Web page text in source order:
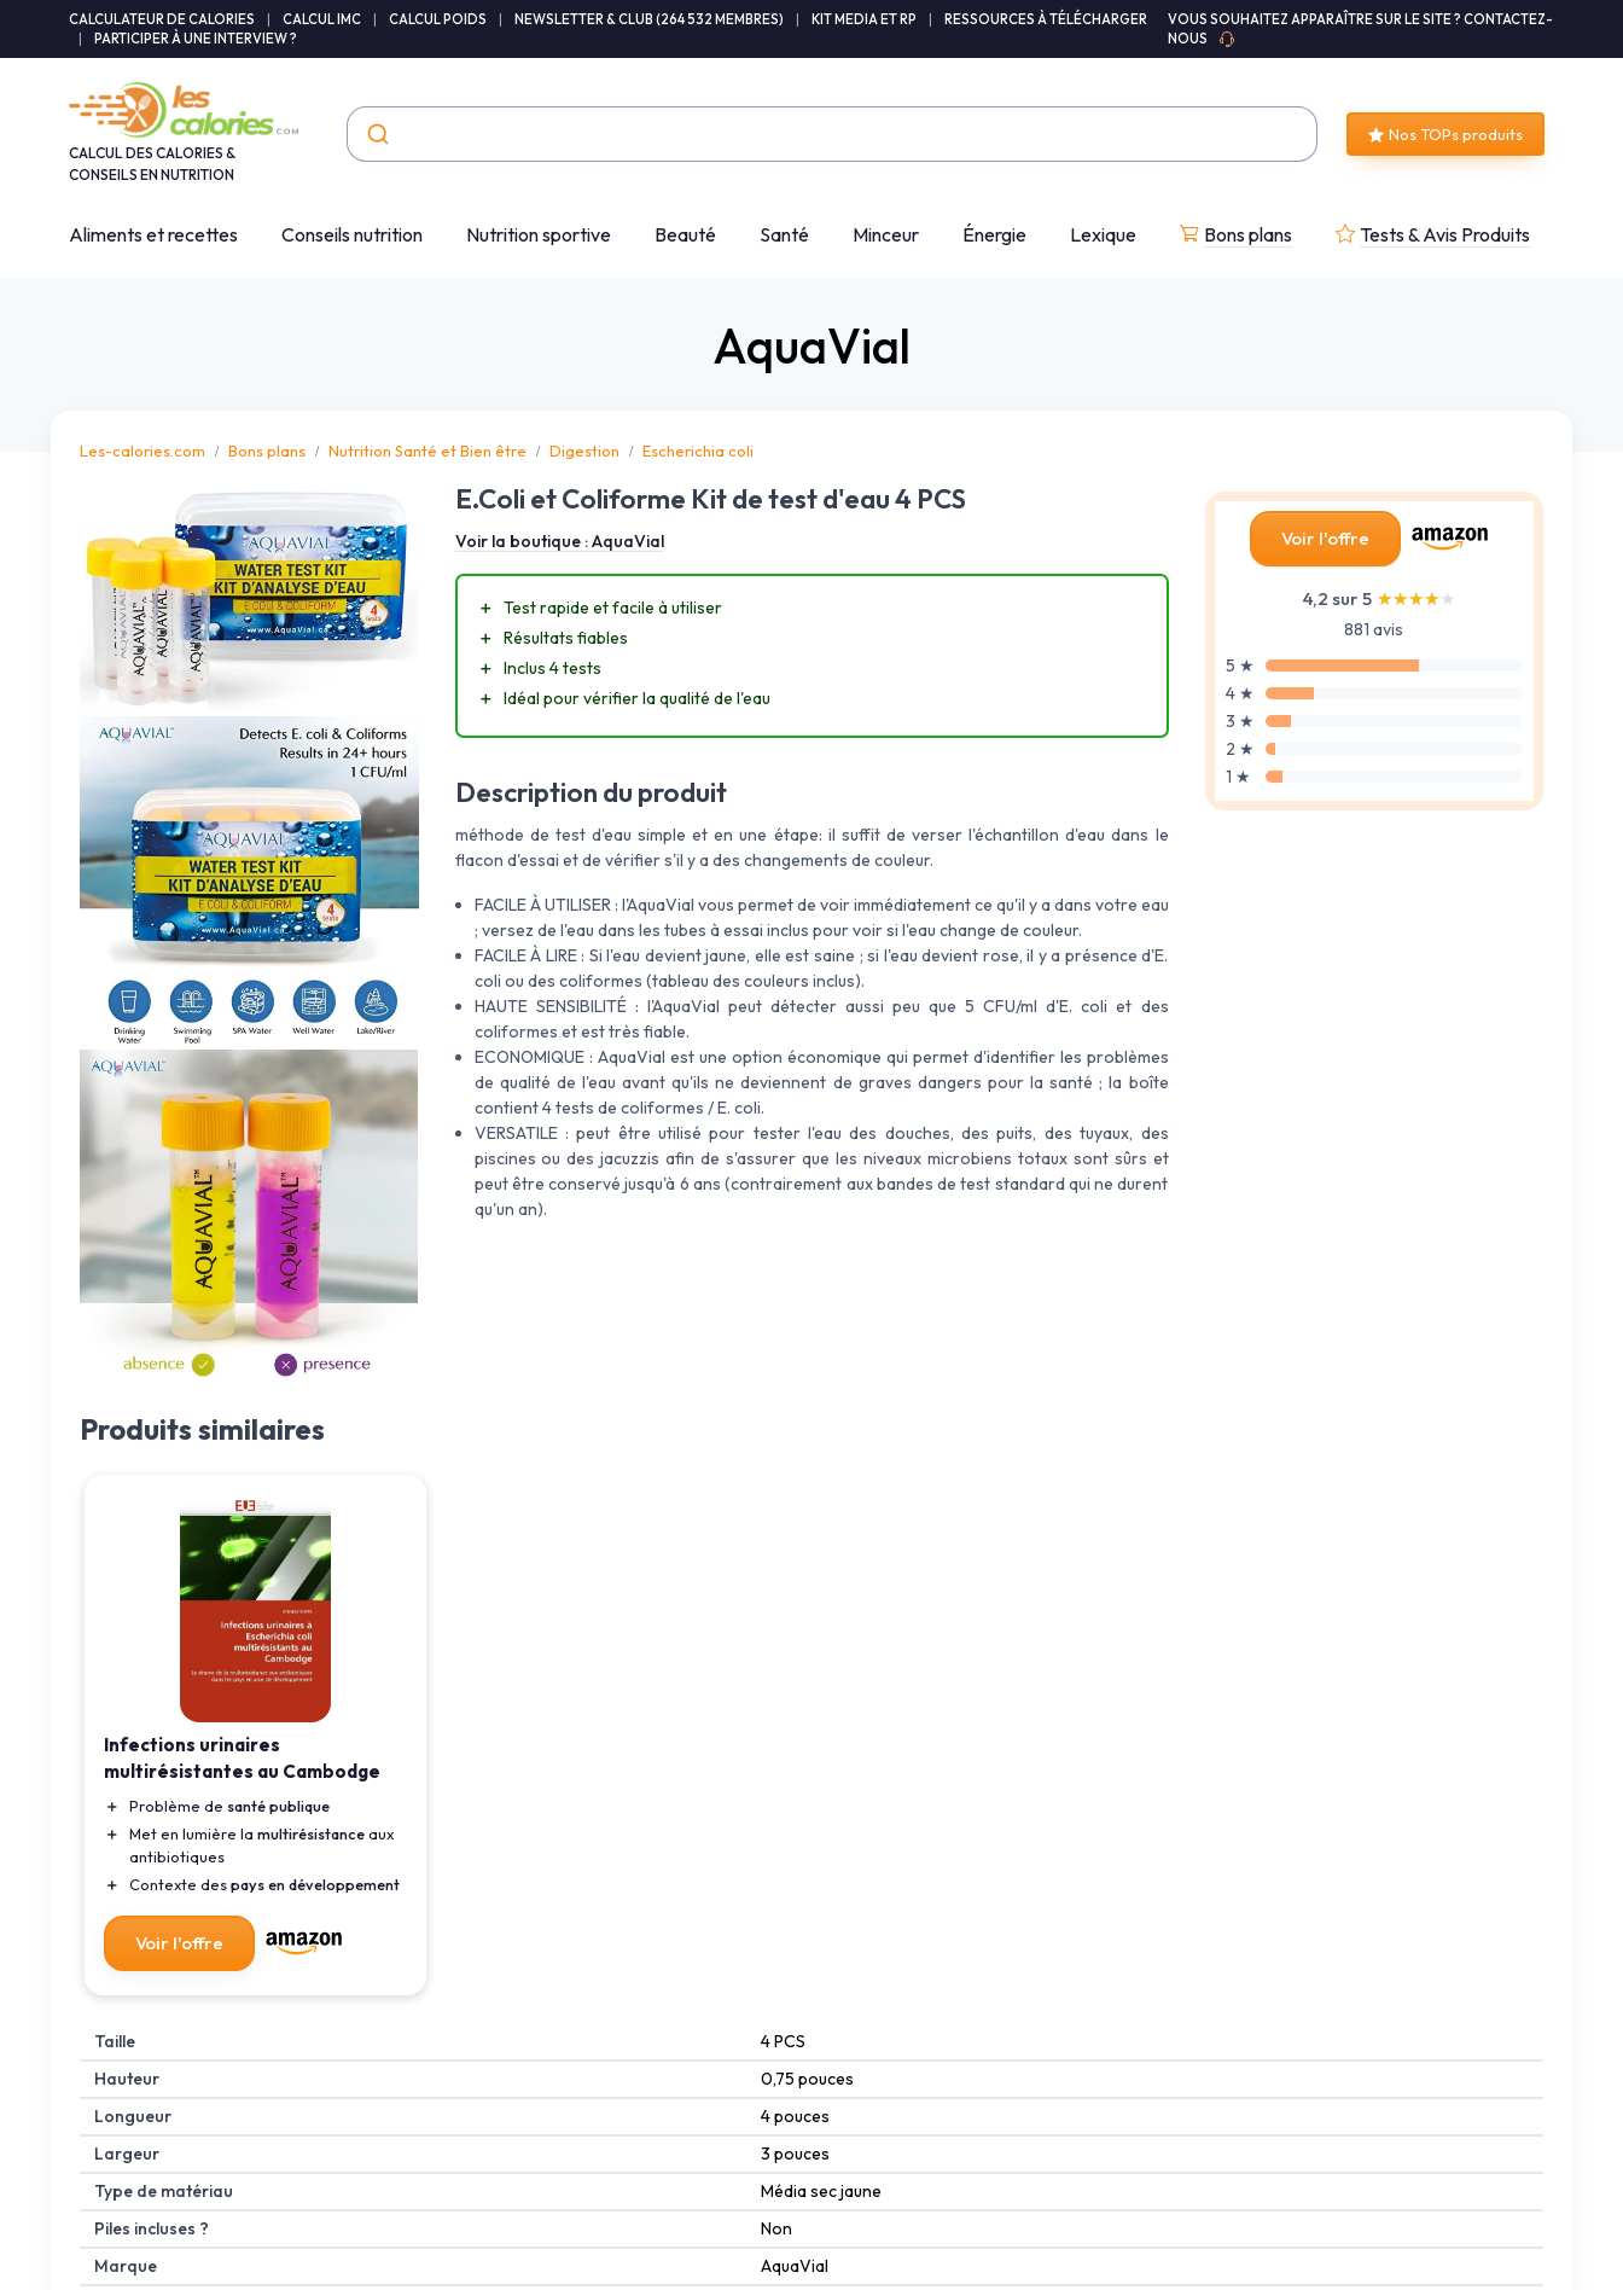
CALCULATEUR DE CALORIES CALCUL IMC CALCUL POIDS NEWSLETTER & CLUB (264 532 MEMBRES) KIT MEDIA ET RP
RESSOURCES À TÉLÉCHARGER
PARTICIPER À UNE INTERVIEW ?
VOUS SOUHAITEZ APPARAÎTRE SUR LE SITE ? CONTACTEZ-
NOUS
CALCUL DES CALORIES &
CONSEILS EN NUTRITION
Nos TOPs produits
Aliments et recettes Conseils nutrition Nutrition sportive Beauté Santé Minceur Énergie Lexique Bons plans Tests & Avis Produits
AquaVial
Les-calories.com Bons plans Nutrition Santé et Bien être Digestion Escherichia coli
Voir l'offre
4,2 sur 5 ★★★★★
★★★★★
881 avis
5 ★
4 ★
3 ★
2 ★
1 ★
E.Coli et Coliforme Kit de test d'eau 4 PCS
Voir la boutique :AquaVial
＋ Test rapide et facile à utiliser
＋ Résultats fiables
＋ Inclus 4 tests
＋ Idéal pour vérifier la qualité de l'eau
Description du produit
méthode de test d'eau simple et en une étape: il suffit de verser l'échantillon d'eau dans le
flacon d'essai et de vérifier s'il y a des changements de couleur.
FACILE À UTILISER : l'AquaVial vous permet de voir immédiatement ce qu'il y a dans votre eau
; versez de l'eau dans les tubes à essai inclus pour voir si l'eau change de couleur.
FACILE À LIRE : Si l'eau devient jaune, elle est saine ; si l'eau devient rose, il y a présence d'E.
coli ou des coliformes (tableau des couleurs inclus).
HAUTE SENSIBILITÉ : l'AquaVial peut détecter aussi peu que 5 CFU/ml d'E. coli et des
coliformes et est très fiable.
ECONOMIQUE : AquaVial est une option économique qui permet d'identifier les problèmes
de qualité de l'eau avant qu'ils ne deviennent de graves dangers pour la santé ; la boîte
contient 4 tests de coliformes / E. coli.
VERSATILE : peut être utilisé pour tester l'eau des douches, des puits, des tuyaux, des
piscines ou des jacuzzis afin de s'assurer que les niveaux microbiens totaux sont sûrs et
peut être conservé jusqu'à 6 ans (contrairement aux bandes de test standard qui ne durent
qu'un an).
Produits similaires
Infections urinaires
multirésistantes au Cambodge
＋ Problème de santé publique
＋
Met en lumière la multirésistanceaux
antibiotiques
＋
Contexte despays en développement
Voir l'offre
Taille
‎4 PCS
Hauteur
‎0,75 pouces
Longueur
‎4 pouces
Largeur
‎3 pouces
Type de matériau
‎Média sec jaune
Piles incluses ?
‎Non
Marque
‎AquaVial
Panneau de gestion des cookies